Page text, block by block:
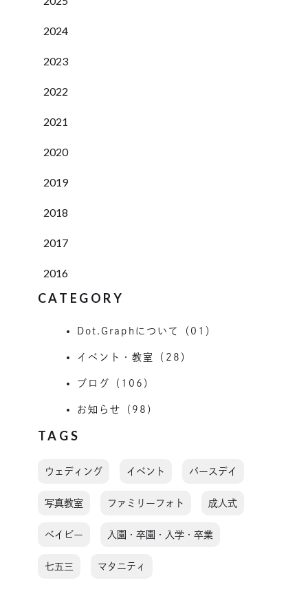
2024
2023
2022
2021
2020
2019
2018
2017
2016
CATEGORY
Dot.Graphについて（01）
イベント・教室（28）
ブログ（106）
お知らせ（98）
TAGS
ウェディング イベント バースデイ
写真教室 ファミリーフォト 成人式
ベイビー 入園・卒園・入学・卒業
七五三 マタニティ